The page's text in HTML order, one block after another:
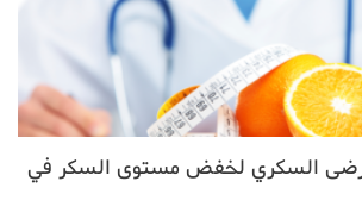
السكري لخفض مستوى السكر في